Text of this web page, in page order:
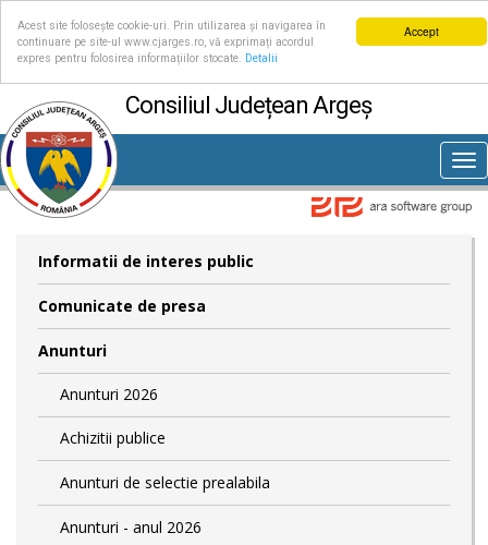
Accept
Acest site folosește cookie-uri. Prin utilizarea și navigarea în
continuare pe site-ul www.cjarges.ro, vă exprimați acordul
expres pentru folosirea informațiilor stocate.
Detalii
Consiliul Județean Argeș
Informatii de interes public
Comunicate de presa
Anunturi
Anunturi 2026
Achizitii publice
Anunturi de selectie prealabila
Anunturi - anul 2026